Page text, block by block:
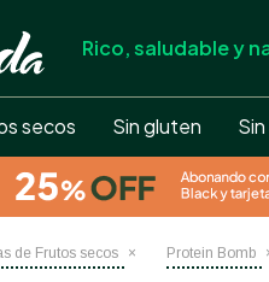
Rico, saludable y
secos Sin gluten
de Frutos secos Protein Bomb
store
local_shipping
credit_card
help